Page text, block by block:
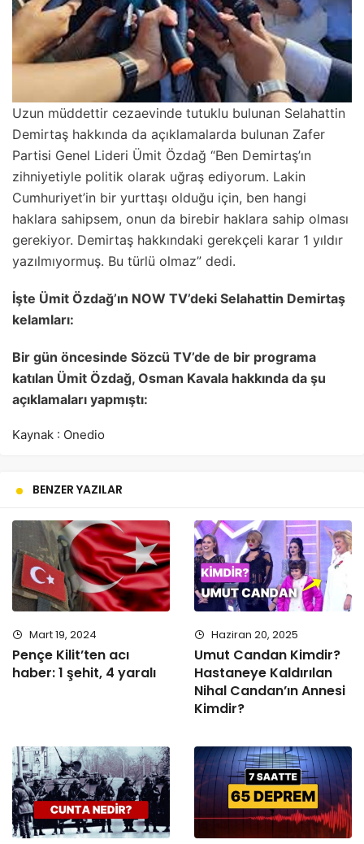
Uzun müddettir cezaevinde tutuklu bulunan Selahattin
Demirtaş hakkında da açıklamalarda bulunan Zafer
Partisi Genel Lideri Ümit Özdağ “Ben Demirtaş’ın
zihniyetiyle politik olarak uğraş ediyorum. Lakin
Cumhuriyet’in bir yurttaşı olduğu için, ben hangi
haklara sahipsem, onun da birebir haklara sahip olması
gerekiyor. Demirtaş hakkındaki gerekçeli karar 1 yıldır
yazılmıyormuş. Bu türlü olmaz” dedi.
İşte Ümit Özdağ’ın NOW TV’deki Selahattin Demirtaş
kelamları:
Bir gün öncesinde Sözcü TV’de de bir programa
katılan Ümit Özdağ, Osman Kavala hakkında da şu
açıklamaları yapmıştı:
Kaynak : Onedio
BENZER YAZILAR
Mart 19, 2024
Pençe Kilit’ten acı
haber: 1 şehit, 4 yaralı
Haziran 20, 2025
Umut Candan Kimdir?
Hastaneye Kaldırılan
Nihal Candan’ın Annesi
Kimdir?